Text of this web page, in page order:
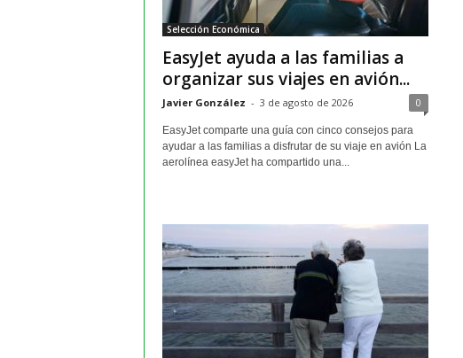
Selección Económica
EasyJet ayuda a las familias a
organizar sus viajes en avión...
Javier González - 3 de agosto de 2026 0
EasyJet comparte una guía con cinco consejos para
ayudar a las familias a disfrutar de su viaje en avión La
aerolínea easyJet ha compartido una...